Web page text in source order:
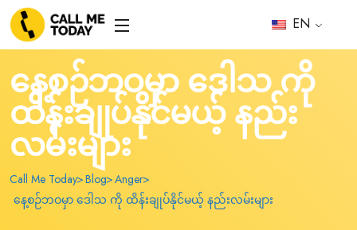
EN
နေ့စဉ်ဘဝမှာ ဒေါသ ကို
ထိန်းချုပ်နိုင်မယ့် နည်း
လမ်းများ
Call Me Today Blog Anger
နေ့စဉ်ဘဝမှာ ဒေါသ ကို ထိန်းချုပ်နိုင်မယ့် နည်းလမ်းများ